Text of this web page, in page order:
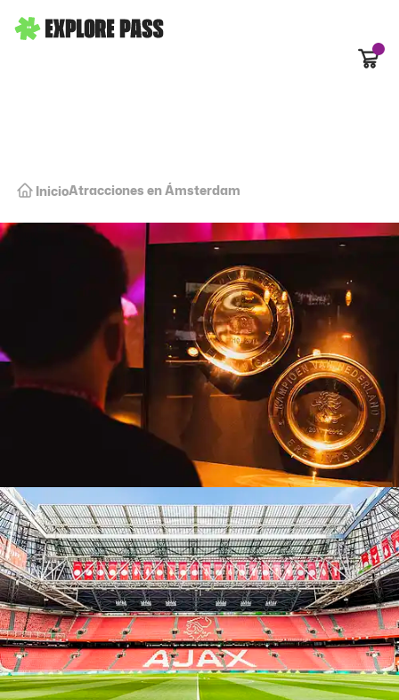
InicioAtracciones en Ámsterdam